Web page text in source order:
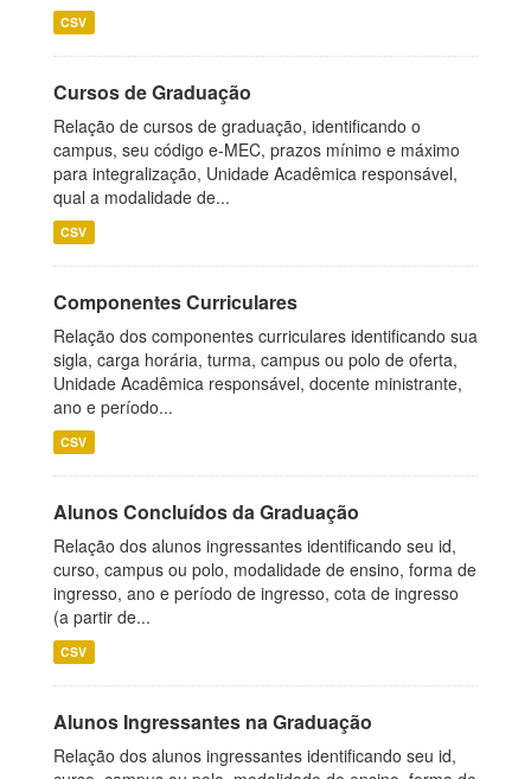
CSV
Cursos de Graduação
Relação de cursos de graduação, identificando o
campus, seu código e-MEC, prazos mínimo e máximo
para integralização, Unidade Acadêmica responsável,
qual a modalidade de...
CSV
Componentes Curriculares
Relação dos componentes curriculares identificando sua
sigla, carga horária, turma, campus ou polo de oferta,
Unidade Acadêmica responsável, docente ministrante,
ano e período...
CSV
Alunos Concluídos da Graduação
Relação dos alunos ingressantes identificando seu id,
curso, campus ou polo, modalidade de ensino, forma de
ingresso, ano e período de ingresso, cota de ingresso
(a partir de...
CSV
Alunos Ingressantes na Graduação
Relação dos alunos ingressantes identificando seu id,